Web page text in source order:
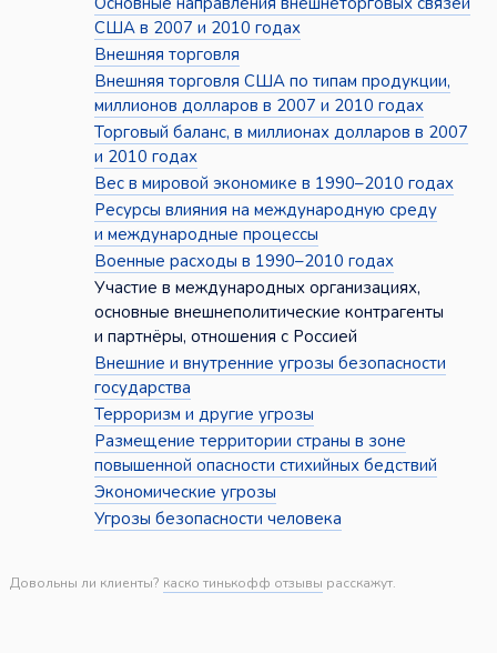
США в 2007 и 2010 годах
Внешняя торговля
Внешняя торговля США по типам продукции,
миллионов долларов в 2007 и 2010 годах
Торговый баланс, в миллионах долларов в 2007
и 2010 годах
Вес в мировой экономике в 1990–2010 годах
Ресурсы влияния на международную среду
и международные процессы
Военные расходы в 1990–2010 годах
Участие в международных организациях,
основные внешнеполитические контрагенты
и партнёры, отношения с Россией
Внешние и внутренние угрозы безопасности
государства
Терроризм и другие угрозы
Размещение территории страны в зоне
повышенной опасности стихийных бедствий
Экономические угрозы
Угрозы безопасности человека
Довольны ли клиенты? каско тинькофф отзывы расскажут.